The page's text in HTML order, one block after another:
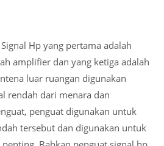
Hp yang pertama adalah
amplifier dan yang ketiga adalah
luar ruangan digunakan
rendah dari menara dan
penguat digunakan untuk
tersebut dan digunakan untuk